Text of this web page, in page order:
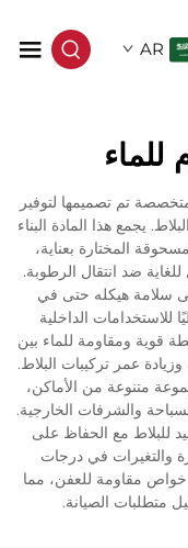
AR
للماء
تم تصميمها لتوفير
يجمع هذا المادة البناء
المختارة بعناية،
ضد انتقال الرطوبة.
سلامة هيكله حتى في
للاستخدامات الداخلية
قوية ومقاومة للماء بين
عمر تركيبات البلاط.
متنوعة من الأماكن،
والشرفات الخارجية.
للبلاط مع الحفاظ على
والتغيرات في درجات
خواص مقاومة للعفن، مما
متطلبات الصيانة.